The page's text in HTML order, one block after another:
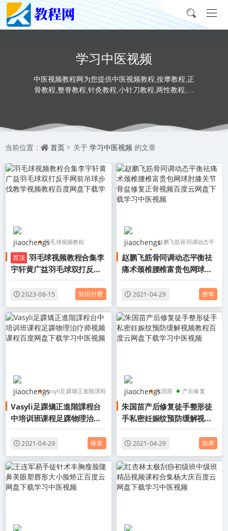
学习中医视频
中医视频教程网为您提供中医视频教程,按摩教程,正
骨教程,整脊教程,针灸教程,小针刀教程,两性教程,推
当前位置： 首页 关于 学习中医视频 的文章
羽毛球视频教程
羽毛球教程
李宇轩羽毛球教程
置顶 羽毛球视频教程合集李
宇轩黄广益羽毛球双打反手
网前吊球步伐教学视频教程
百度网盘下载学
2023-06-15 知识付费
赵鹏飞筋骨同调动态平
衡祛痛术
颈椎 腰椎
赵鹏飞筋骨同调动态平衡祛
痛术颈椎腰椎富贵包网球肘
膝关节骨盆修复正骨视频百
度云网盘下载学习中医视频
2021-04-29 推拿
Vasyli足踝矯正進階課程
Vasyli台中培训班课程
足踝物理治疗师视频课
Vasyli足踝矯正進階課程台
中培训班课程足踝物理治疗
师视频课程百度网盘下载学
习中医视频
2021-04-29 推拿
朱国苗 产后修复
徒手整形
朱国苗产后修复徒手整形徒
手私密妊娠纹预防缓解视频
教程百度云网盘下载学习中
医视频
2021-04-29 按摩